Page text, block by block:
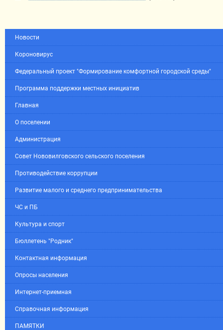
Новости
Короновирус
Федеральный проект "Формирование комфортной городской среды"
Программа поддержки местных инициатив
Главная
О поселении
Администрация
Совет Нововилговского сельского поселения
Противодействие коррупции
Развитие малого и среднего предпринимательства
ЧС и ПБ
Культура и спорт
Бюллетень "Родник"
Контактная информация
Опросы населения
Интернет-приемная
Справочная информация
ПАМЯТКИ